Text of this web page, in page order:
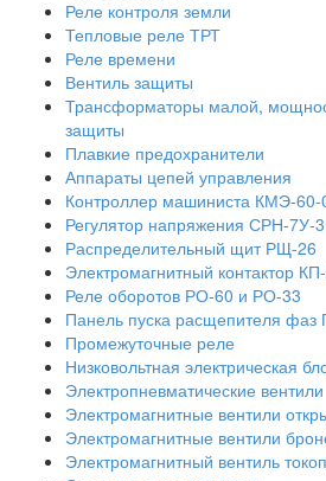
Реле контроля земли
Тепловые реле ТРТ
Реле времени
Вентиль защиты
Трансформаторы малой,
защиты
Плавкие предохранители
Аппараты цепей управления
Контроллер машиниста КМЭ-60-
Регулятор напряжения СРН-7У-3
Распределительный щит РЩ-26
Электромагнитный контактор
Реле оборотов РО-60 и РО-33
Панель пуска расщепителя
Промежуточные реле
Низковольтная электрическая
Электропневматические вентили
Электромагнитные вентили
Электромагнитные вентили
Электромагнитный вентиль